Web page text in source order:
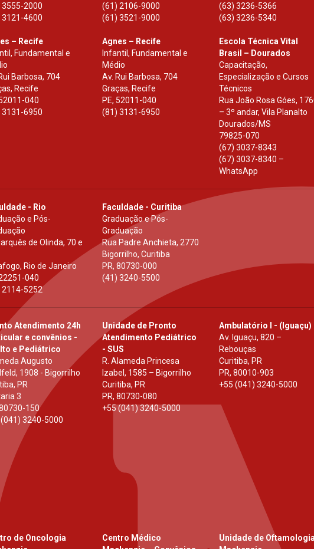
3555-2000
3121-4600
(61) 2106-9000
(61) 3521-9000
(63) 3236-5366
(63) 3236-5340
– Recife
Fundamental e
Barbosa, 704
Recife
040
3131-6950
Agnes – Recife
Infantil, Fundamental e
Médio
Av. Rui Barbosa, 704
Graças, Recife
PE, 52011-040
(81) 3131-6950
Escola Técnica Vital
Brasil – Dourados
Capacitação,
Especialização e Cursos
Técnicos
Rua João Rosa Góes,
– 3º andar, Vila Planalto
Dourados/MS
79825-070
(67) 3037-8343
(67) 3037-8340 –
WhatsApp
- Rio
e Pós-
de Olinda, 70 e
Rio de Janeiro
040
2114-5252
Faculdade - Curitiba
Graduação e Pós-
Graduação
Rua Padre Anchieta, 2770
Bigorrilho, Curitiba
PR, 80730-000
(41) 3240-5500
Atendimento 24h
e convênios -
e Pediátrico
Augusto
1908 - Bigorrilho
PR
3
150
3240-5000
Unidade de Pronto
Atendimento Pediátrico
- SUS
R. Alameda Princesa
Izabel, 1585 – Bigorrilho
Curitiba, PR
PR, 80730-080
+55 (041) 3240-5000
Ambulatório I - (Iguaçu)
Av. Iguaçu, 820 –
Rebouças
Curitiba, PR
PR, 80010-903
+55 (041) 3240-5000
de Oncologia
Centro Médico
Unidade de Oftamologia